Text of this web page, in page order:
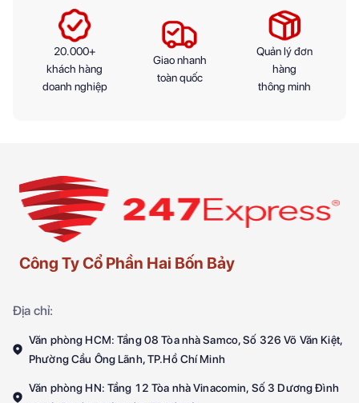
20.000+
khách hàng
doanh nghiệp
Giao nhanh
toàn quốc
Quản lý đơn
hàng
thông minh
Công Ty Cổ Phần Hai Bốn Bảy
Địa chỉ:
Văn phòng HCM: Tầng 08 Tòa nhà Samco, Số 326 Võ Văn Kiệt,
Phường Cầu Ông Lãnh, TP.Hồ Chí Minh
Văn phòng HN: Tầng 12 Tòa nhà Vinacomin, Số 3 Dương Đình